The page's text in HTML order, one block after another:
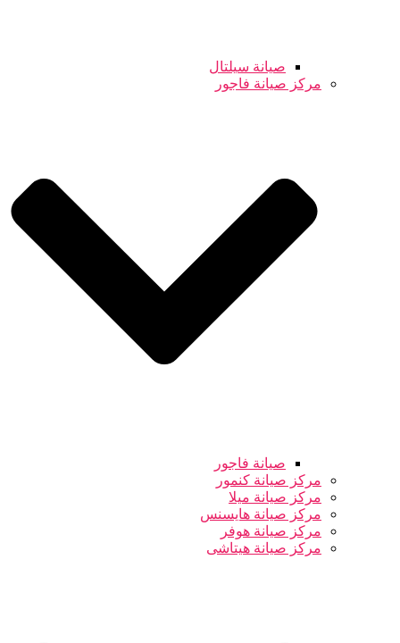
صيانة سيلتال
مركز صيانة فاجور
صيانة فاجور
مركز صيانة كنمور
مركز صيانة ميلا
مركز صيانة هايسنس
مركز صيانة هوفر
مركز صيانة هيتاشى